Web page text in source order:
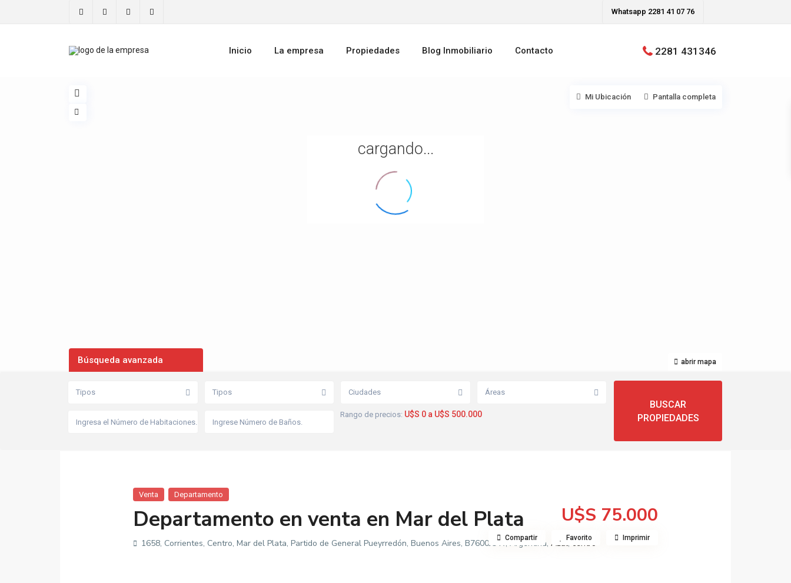
Whatsapp 2281 41 07 76
Inicio La empresa Propiedades Blog Inmobiliario Contacto 2281 431346
cargando...
abrir mapa
Mi Ubicación Pantalla completa
Búsqueda avanzada
Tipos Tipos Ciudades Áreas
Rango de precios: U$S 0 a U$S 500.000
Venta Departamento
Departamento en venta en Mar del Plata U$S 75.000
1658, Corrientes, Centro, Mar del Plata, Partido de General Pueyrredón, Buenos Aires, B7600JUW, Argentina, Azul,centro
Compartir Favorito Imprimir